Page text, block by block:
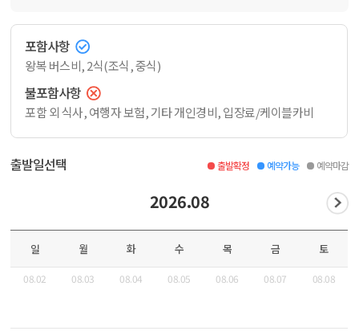
포함사항
왕복 버스비, 2식(조식, 중식)
불포함사항
포함 외 식사, 여행자 보험, 기타 개인경비, 입장료/케이블카비
출발일선택 출발확정 예약가능 예약마감
2026.08
일 월 화 수 목 금 토
08.02 08.03 08.04 08.05 08.06 08.07 08.08